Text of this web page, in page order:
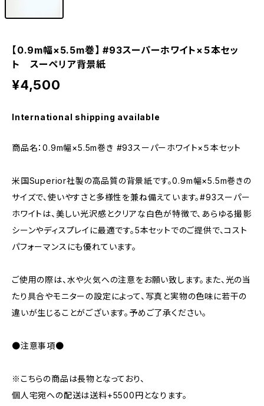
【0.9m幅×5.5m巻】 #93スーパーホワイト×５本セッ
ト スーペリア背景紙
¥4,500
International shipping available
商品名：0.9m幅×5.5m巻き #93スーパーホワイト×５本セット
米国Superior社製の高品質の背景紙です。0.9m幅×5.5m巻きの
サイズで、使いやすさと多様性を兼ね備えています。#93スーパー
ホワイトは、美しい光沢感とクリアな白色が特徴で、あらゆる撮影
シーンやディスプレイに最適です。5本セットでのご提供で、コスト
パフォーマンスにも優れています。
ご使用の際は、水や火気への注意をお願い致します。また、光の当
たり具合やモニターの設定によって、写真と実物の色味に若干の
違いが生じることがございます。予めご了承ください。
●注意事項●
※こちらの商品は長物となっており、
個人宅宛への配送は送料+5500円となります。